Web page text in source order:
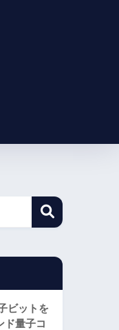
ビットを
ド量子コ